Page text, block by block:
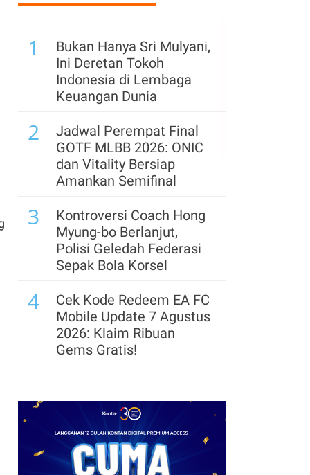
Ekonomi Hijau Serap 5
Juta Lapangan Kerja
Baru hingga 2029
Setahun Beroperasi,
Prabowo Terima Laporan
Pendapatan Danantara
Naik 400%
dengan China & Rusia
Garap Trans Sumatra
dan Trans Kalimantan
Pada Kinerja Para
Menteri, Memuaskan
Tapi Bisa Ditingkatkan
jika Daerah Tak Respons
Keluhan Rakyat
10
Surpres Calon Gubernur
BI Masih Digodok
1
Bukan Hanya Sri Mulyani,
Ini Deretan Tokoh
Indonesia di Lembaga
Keuangan Dunia
2
Jadwal Perempat Final
GOTF MLBB 2026: ONIC
dan Vitality Bersiap
Amankan Semifinal
3
Kontroversi Coach Hong
Myung-bo Berlanjut,
Polisi Geledah Federasi
Sepak Bola Korsel
4
Cek Kode Redeem EA FC
Mobile Update 7 Agustus
2026: Klaim Ribuan
Gems Gratis!
Treasuri 9,63 Miliar, Cek
Profil Emiten DSSA
hingga Kinerjanya
Arsenal Perpanjang